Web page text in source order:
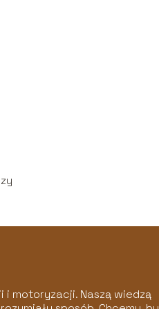
i motoryzacji. Naszą wiedzą